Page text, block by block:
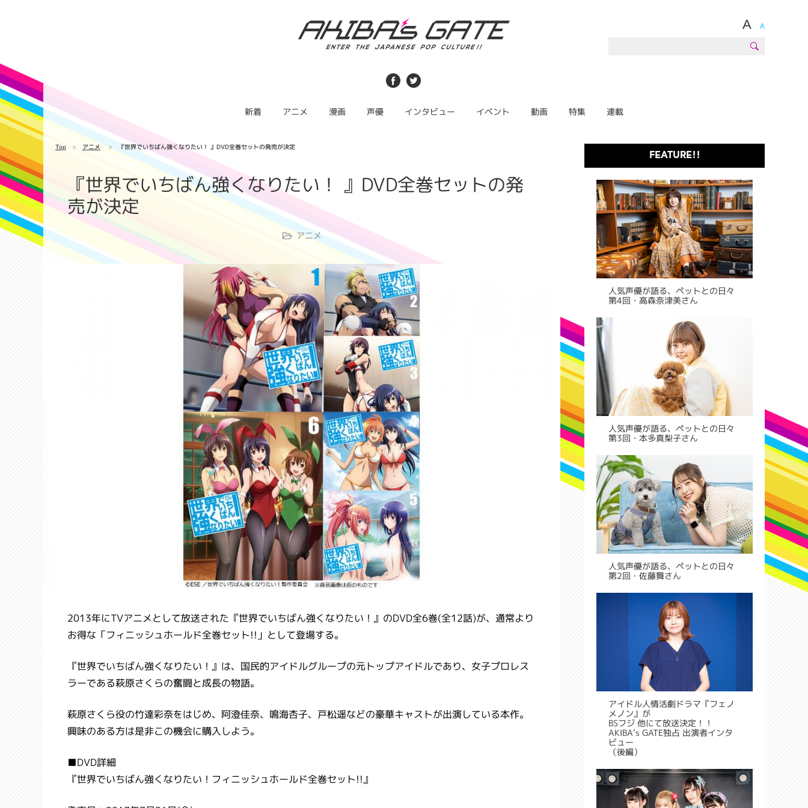
A A
新着 アニメ 漫画 声優 インタビュー イベント 動画 特集 連載
FEATURE!!
人気声優が語る、ペットとの日々
第4回・高森奈津美さん
人気声優が語る、ペットとの日々
第3回・本多真梨子さん
人気声優が語る、ペットとの日々
第2回・佐藤舞さん
アイドル人情活劇ドラマ『フェノ
メノン』が
BSフジ 他にて放送決定！！
AKIBA’s GATE独占 出演者インタ
ビュー
（後編）
Top アニメ 『世界でいちばん強くなりたい！ 』DVD全巻セットの発売が決定
『世界でいちばん強くなりたい！ 』DVD全巻セットの発
売が決定
アニメ
2013年にTVアニメとして放送された『世界でいちばん強くなりたい！』のDVD全6巻(全12話)が、通常より
お得な「フィニッシュホールド全巻セット!!」として登場する。
『世界でいちばん強くなりたい！』は、国民的アイドルグループの元トップアイドルであり、女子プロレス
ラーである萩原さくらの奮闘と成長の物語。
萩原さくら役の竹達彩奈をはじめ、阿澄佳奈、鳴海杏子、戸松遥などの豪華キャストが出演している本作。
興味のある方は是非この機会に購入しよう。
■DVD詳細
『世界でいちばん強くなりたい！フィニッシュホールド全巻セット!!』